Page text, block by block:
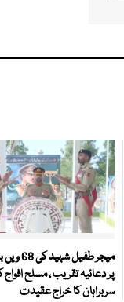
میجر طفیل
پر دعائیہ تقریب ، مسلح
سربراہان کا خراج عقیدت